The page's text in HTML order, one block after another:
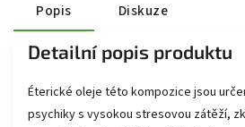
Popis Diskuze
Detailní popis produktu
Éterické oleje této kompozice jsou
psychiky s vysokou stresovou zátěží,